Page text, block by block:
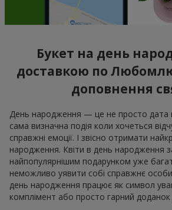
Букет на день
доставкою по
доповнення
День народження — це не просто дата
сама визначна подія коли хочеться
справжні емоції. І звісно отримати
народження. Квіти в день народження
найпопулярнішим подарунком уже
неможливо уявити собі справжнє
день народження працює як символ
комплімент або просто гарний